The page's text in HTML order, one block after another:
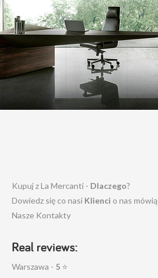
Kupuj z La Mercanti - Dlaczego?
Dowiedz się co nasi Klienci o nas mówią
Nasze Kontakty
Real reviews:
Warszawa - 5 ⭐